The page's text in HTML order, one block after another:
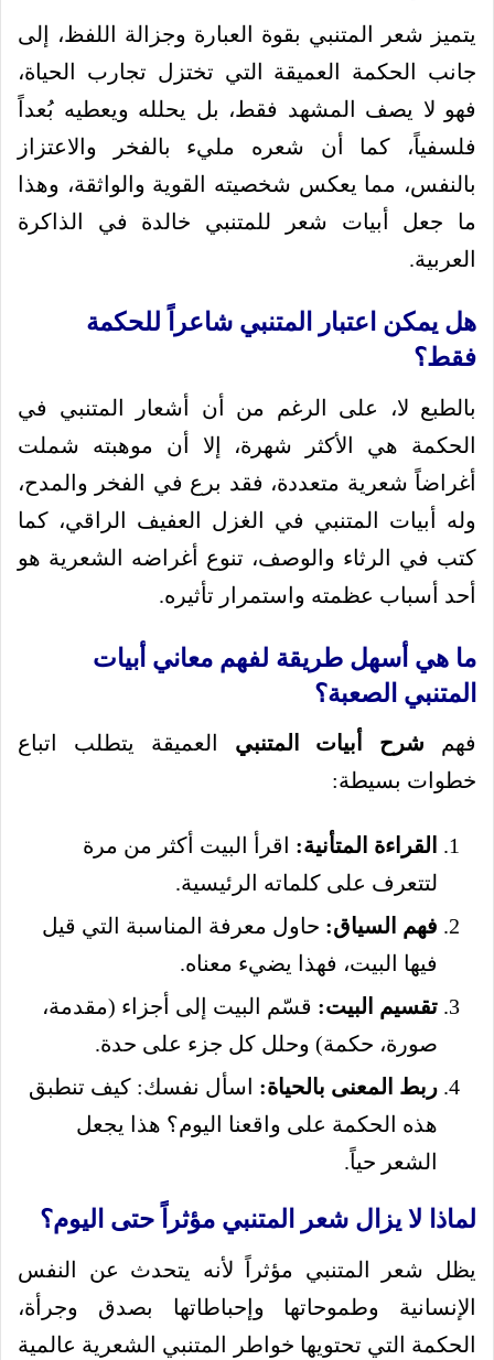
يتميز شعر المتنبي بقوة العبارة وجزالة اللفظ، إلى
جانب الحكمة العميقة التي تختزل تجارب الحياة،
فهو لا يصف المشهد فقط، بل يحلله ويعطيه بُعداً
فلسفياً، كما أن شعره مليء بالفخر والاعتزاز
بالنفس، مما يعكس شخصيته القوية والواثقة، وهذا
ما جعل أبيات شعر للمتنبي خالدة في الذاكرة
العربية.
هل يمكن اعتبار المتنبي شاعراً للحكمة
فقط؟
بالطبع لا، على الرغم من أن أشعار المتنبي في
الحكمة هي الأكثر شهرة، إلا أن موهبته شملت
أغراضاً شعرية متعددة، فقد برع في الفخر والمدح،
وله أبيات المتنبي في الغزل العفيف الراقي، كما
كتب في الرثاء والوصف، تنوع أغراضه الشعرية هو
أحد أسباب عظمته واستمرار تأثيره.
ما هي أسهل طريقة لفهم معاني أبيات
المتنبي الصعبة؟
فهم شرح أبيات المتنبي العميقة يتطلب اتباع
خطوات بسيطة:
القراءة المتأنية: اقرأ البيت أكثر من مرة
لتتعرف على كلماته الرئيسية.
فهم السياق: حاول معرفة المناسبة التي قيل
فيها البيت، فهذا يضيء معناه.
تقسيم البيت: قسّم البيت إلى أجزاء (مقدمة،
صورة، حكمة) وحلل كل جزء على حدة.
ربط المعنى بالحياة: اسأل نفسك: كيف تنطبق
هذه الحكمة على واقعنا اليوم؟ هذا يجعل
الشعر حياً.
لماذا لا يزال شعر المتنبي مؤثراً حتى اليوم؟
يظل شعر المتنبي مؤثراً لأنه يتحدث عن النفس
الإنسانية وطموحاتها وإحباطاتها بصدق وجرأة،
الحكمة التي تحتويها خواطر المتنبي الشعرية عالمية